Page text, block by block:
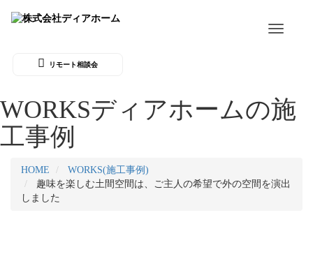
Toggle
リモート相談会
WORKSディアホームの施
工事例
HOME
WORKS(施工事例)
趣味を楽しむ土間空間は、ご主人の希望で外の空間を演出
しました